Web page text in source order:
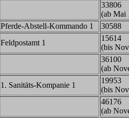
33806
(ab Mai
Pferde-Abstell-Kommando 1
30588
Feldpostamt 1
15614
(bis
36100
(ab
1. Sanitäts-Kompanie 1
19953
(bis
46176
(ab